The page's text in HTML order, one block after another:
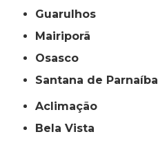
Guarulhos
Mairiporã
Osasco
Santana de Parnaíba
Aclimação
Bela Vista